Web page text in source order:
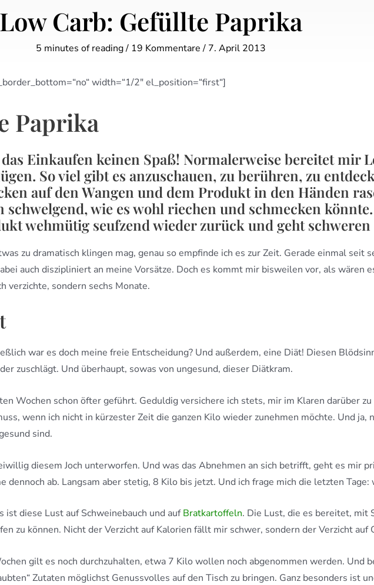
Low Carb: Gefüllte Paprika
5 minutes of reading/ 19 Kommentare / 7. April 2013
width=“1/2″ el_position=“first“]
Paprika
Einkaufen keinen Spaß! Normalerweise bereitet mir
So viel gibt es anzuschauen, zu berühren, zu
auf den Wangen und dem Produkt in den Händen
wie es wohl riechen und schmecken
wehmütig seufzend wieder zurück und geht
zu dramatisch klingen mag, genau so empfinde ich es zur Zeit. Gerade einmal seit
auch diszipliniert an meine Vorsätze. Doch es kommt mir bisweilen vor, als wären
verzichte, sondern sechs Monate.
war es doch meine freie Entscheidung? Und außerdem, eine Diät! Diesen
zuschlägt. Und überhaupt, sowas von ungesund, dieser Diätkram.
Wochen schon öfter geführt. Geduldig versichere ich stets, mir im Klaren darüber
wenn ich nicht in kürzester Zeit die ganzen Kilo wieder zunehmen möchte. Und ja,
sind.
diesem Joch unterworfen. Und was das Abnehmen an sich betrifft, geht es mir
dennoch ab. Langsam aber stetig, 8 Kilo bis jetzt. Und ich frage mich die letzten Tage:
ist diese Lust auf Schweinebauch und aufBratkartoffeln. Die Lust, die es bereitet, mit
zu können. Nicht der Verzicht auf Kalorien fällt mir schwer, sondern der Verzicht auf
gilt es noch durchzuhalten, etwa 7 Kilo wollen noch abgenommen werden. Und
Zutaten möglichst Genussvolles auf den Tisch zu bringen. Ganz besonders ist